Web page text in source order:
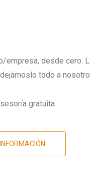
empresa, desde cero.
todo a
gratuita